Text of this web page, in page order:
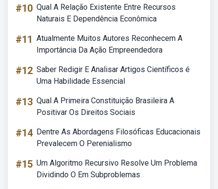
#10 Qual A Relação Existente Entre Recursos
Naturais E Dependência Econômica
#11 Atualmente Muitos Autores Reconhecem A
Importância Da Ação Empreendedora
#12 Saber Redigir E Analisar Artigos Científicos é
Uma Habilidade Essencial
#13 Qual A Primeira Constituição Brasileira A
Positivar Os Direitos Sociais
#14 Dentre As Abordagens Filosóficas Educacionais
Prevalecem O Perenialismo
#15 Um Algoritmo Recursivo Resolve Um Problema
Dividindo O Em Subproblemas